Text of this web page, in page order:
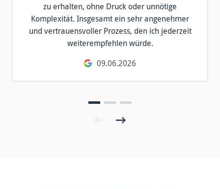
zu erhalten, ohne Druck oder unnötige
Komplexität. Insgesamt ein sehr angenehmer
und vertrauensvoller Prozess, den ich jederzeit
weiterempfehlen würde.
09.06.2026